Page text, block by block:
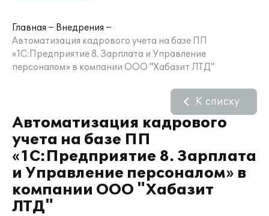
Главная
Внедрения
Автоматизация кадрового учета на базе ПП
«1С:Предприятие 8. Зарплата и Управление
персоналом» в компании ООО "Хабазит ЛТД"
Автоматизация кадрового
учета на базе ПП
«1С:Предприятие 8. Зарплата
и Управление персоналом» в
компании ООО "Хабазит
ЛТД"
К списку